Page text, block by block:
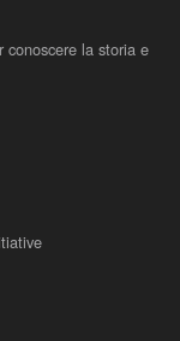
conoscere la storia e